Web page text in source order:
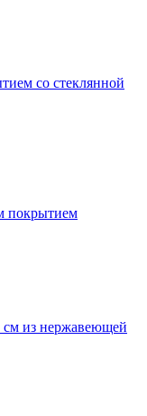
со стеклянной
покрытием
см из нержавеющей